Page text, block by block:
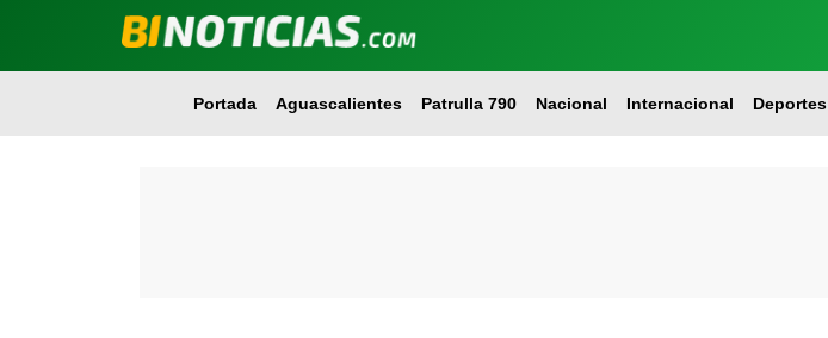
Portada Aguascalientes Patrulla 790 Nacional Internacional Deportes